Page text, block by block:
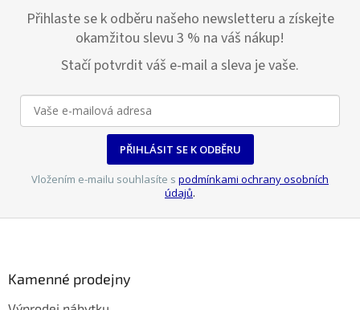
Přihlaste se k odběru našeho newsletteru a získejte
okamžitou slevu 3 % na váš nákup!
Stačí potvrdit váš e-mail a sleva je vaše.
PŘIHLÁSIT SE K ODBĚRU
Vložením e-mailu souhlasíte s podmínkami ochrany osobních
údajů.
Kamenné prodejny